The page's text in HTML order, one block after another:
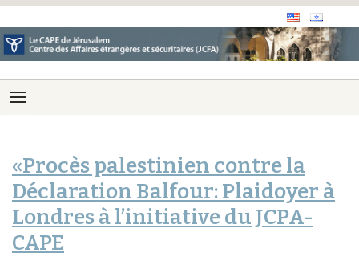
«Procès palestinien contre la
Déclaration Balfour: Plaidoyer à
Londres à l’initiative du JCPA-
CAPE